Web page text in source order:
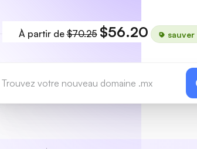
À partir de$70.25 $56.20